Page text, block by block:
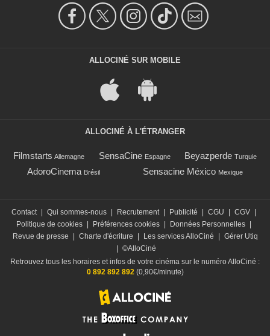
ALLOCINÉ SUR MOBILE
ALLOCINÉ À L'ÉTRANGER
Filmstarts Allemagne SensaCine Espagne Beyazperde Turquie
AdoroCinema Brésil Sensacine México Mexique
Contact Qui sommes-nous Recrutement Publicité CGU CGV
Politique de cookies
Préférences cookies Données Personnelles
Revue de presse
Charte d'écriture Les services AlloCiné
Gérer Utiq
©AlloCiné
Retrouvez tous les horaires et infos de votre cinéma sur le numéro AlloCiné :
0 892 892 892(0,90€/minute)